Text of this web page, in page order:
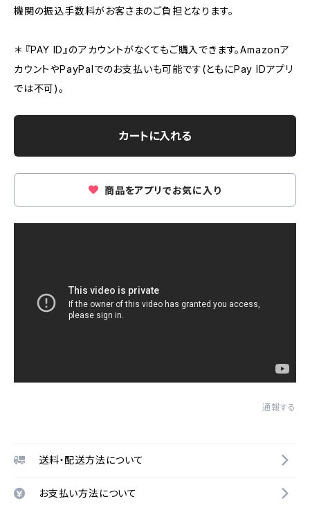
機関の振込手数料がお客さまのご負担となります。
＊ 『PAY ID』のアカウントがなくてもご購入できます。Amazonア
カウントやPayPalでのお支払いも可能です(ともにPay IDアプリ
では不可)。
カートに入れる
商品をアプリでお気に入り
通報する
送料・配送方法について
お支払い方法について